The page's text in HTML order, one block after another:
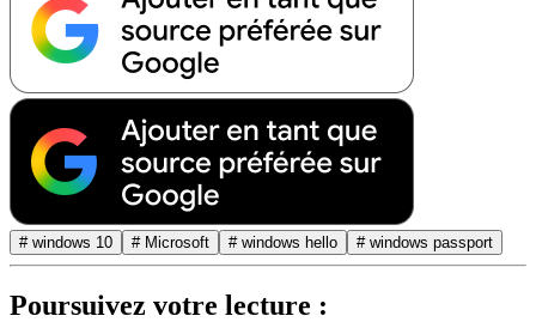
# windows 10 # Microsoft # windows hello # windows passport
Poursuivez votre lecture :